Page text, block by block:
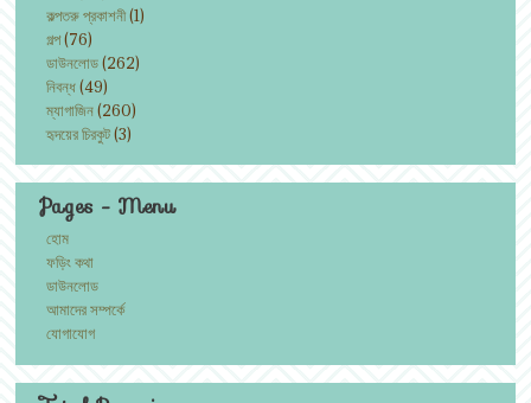
কল্পতরু প্রকাশনী(1)
গল্প(76)
ডাউনলোড(262)
নিবন্ধ(49)
ম্যাগাজিন(260)
হৃদয়ের চিরকুট(3)
Pages - Menu
হোম
ফড়িং কথা
ডাউনলোড
আমাদের সম্পর্কে
যোগাযোগ